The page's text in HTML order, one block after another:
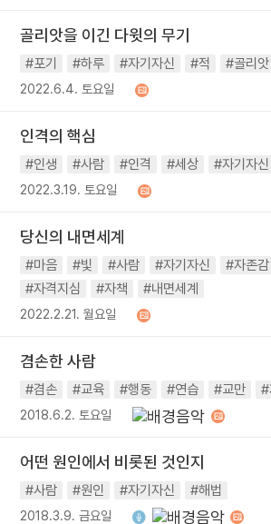
골리앗을 이긴 다윗의 무기
#포기 #하루 #자기자신 #적 #골리앗
2022.6.4. 토요일
인격의 핵심
#인생 #사람 #인격 #세상 #자기자신
2022.3.19. 토요일
당신의 내면세계
#마음 #빛 #사람 #자기자신 #자존감
#자격지심
#자책 #내면세계
2022.2.21. 월요일
겸손한 사람
#겸손 #교육 #행동 #연습 #교만 #
2018.6.2. 토요일
어떤 원인에서 비롯된 것인지
#사람 #원인 #자기자신 #해법
2018.3.9. 금요일